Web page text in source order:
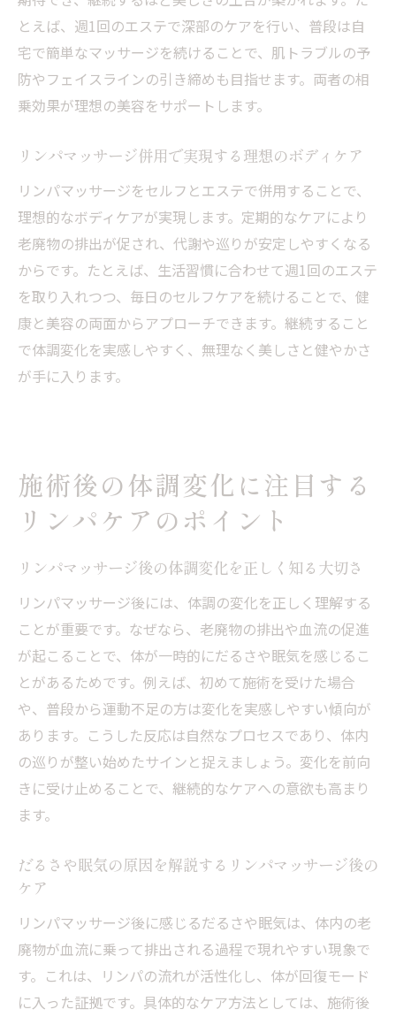
とえば、週1回のエステで深部のケアを行い、普段は自
宅で簡単なマッサージを続けることで、肌トラブルの予
防やフェイスラインの引き締めも目指せます。両者の相
乗効果が理想の美容をサポートします。
リンパマッサージ併用で実現する理想のボディケア
リンパマッサージをセルフとエステで併用することで、
理想的なボディケアが実現します。定期的なケアにより
老廃物の排出が促され、代謝や巡りが安定しやすくなる
からです。たとえば、生活習慣に合わせて週1回のエステ
を取り入れつつ、毎日のセルフケアを続けることで、健
康と美容の両面からアプローチできます。継続すること
で体調変化を実感しやすく、無理なく美しさと健やかさ
が手に入ります。
施術後の体調変化に注目する
リンパケアのポイント
リンパマッサージ後の体調変化を正しく知る大切さ
リンパマッサージ後には、体調の変化を正しく理解する
ことが重要です。なぜなら、老廃物の排出や血流の促進
が起こることで、体が一時的にだるさや眠気を感じるこ
とがあるためです。例えば、初めて施術を受けた場合
や、普段から運動不足の方は変化を実感しやすい傾向が
あります。こうした反応は自然なプロセスであり、体内
の巡りが整い始めたサインと捉えましょう。変化を前向
きに受け止めることで、継続的なケアへの意欲も高まり
ます。
だるさや眠気の原因を解説するリンパマッサージ後の
ケア
リンパマッサージ後に感じるだるさや眠気は、体内の老
廃物が血流に乗って排出される過程で現れやすい現象で
す。これは、リンパの流れが活性化し、体が回復モード
に入った証拠です。具体的なケア方法としては、施術後